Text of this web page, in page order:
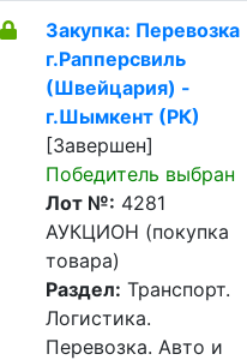
Закупка: Перевозка
г.Рапперсвиль
(Швейцария) -
г.Шымкент (РК)
[Завершен]
Победитель выбран
Лот №: 4281
АУКЦИОН (покупка
товара)
Раздел: Транспорт.
Логистика.
Перевозка. Авто и